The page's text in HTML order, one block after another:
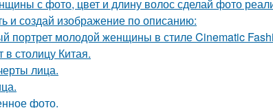
с фото, цвет и длину волос сделай фото
и создай изображение по описанию:
портрет молодой женщины в стиле Cinematic
столицу Китая.
лица.
фото.